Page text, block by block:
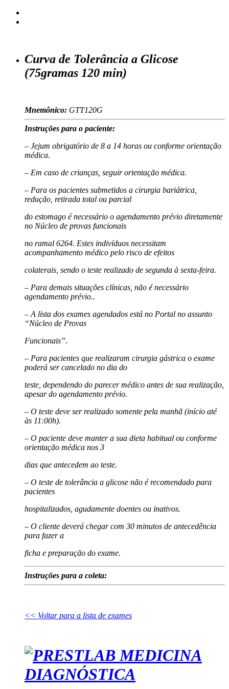
Curva de Tolerância a Glicose
(75gramas 120 min)
Mnemônico: GTT120G
Instruções para o paciente:
– Jejum obrigatório de 8 a 14 horas ou conforme orientação
médica.
– Em caso de crianças, seguir orientação médica.
– Para os pacientes submetidos a cirurgia bariátrica,
redução, retirada total ou parcial
do estomago é necessário o agendamento prévio diretamente
no Núcleo de provas funcionais
no ramal 6264. Estes indivíduos necessitam
acompanhamento médico pelo risco de efeitos
colaterais, sendo o teste realizado de segunda à sexta-feira.
– Para demais situações clínicas, não é necessário
agendamento prévio..
– A lista dos exames agendados está no Portal no assunto
“Núcleo de Provas
Funcionais”.
– Para pacientes que realizaram cirurgia gástrica o exame
poderá ser cancelado no dia do
teste, dependendo do parecer médico antes de sua realização,
apesar do agendamento prévio.
– O teste deve ser realizado somente pela manhã (início até
às 11:00h).
– O paciente deve manter a sua dieta habitual ou conforme
orientação médica nos 3
dias que antecedem ao teste.
– O teste de tolerância a glicose não é recomendado para
pacientes
hospitalizados, agudamente doentes ou inativos.
– O cliente deverá chegar com 30 minutos de antecedência
para fazer a
ficha e preparação do exame.
Instruções para a coleta:
<< Voltar para a lista de exames